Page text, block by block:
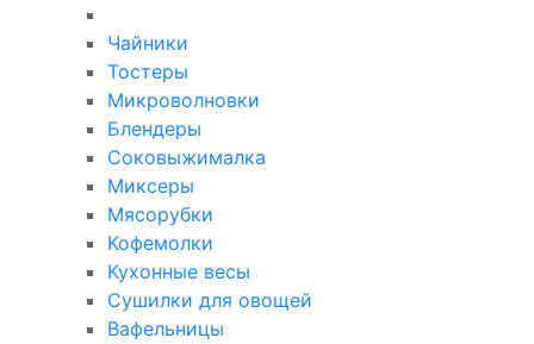
Чайники
Тостеры
Микроволновки
Блендеры
Соковыжималка
Миксеры
Мясорубки
Кофемолки
Кухонные весы
Сушилки для овощей
Вафельницы